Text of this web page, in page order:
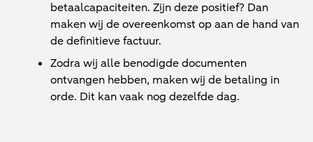
betaalcapaciteiten. Zijn deze positief? Dan
maken wij de overeenkomst op aan de hand van
de definitieve factuur.
Zodra wij alle benodigde documenten
ontvangen hebben, maken wij de betaling in
orde. Dit kan vaak nog dezelfde dag.